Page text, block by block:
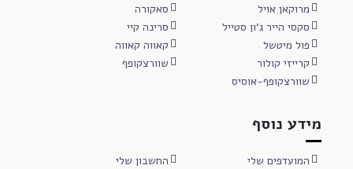
מרוקאן אויל
סאקורה
סקסי הייר ג'ון סטייל
סרינה קיי
פול מיטשל
קאווה קאווה
קרייזי קולור
שוורצקופף
שוורצקופף-אוסיס
מידע נוסף
המועדפים שלי
החשבון שלי